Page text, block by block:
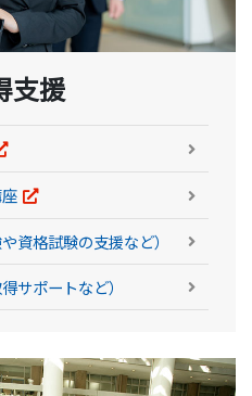
支援
資格試験の支援など）
サポートなど）